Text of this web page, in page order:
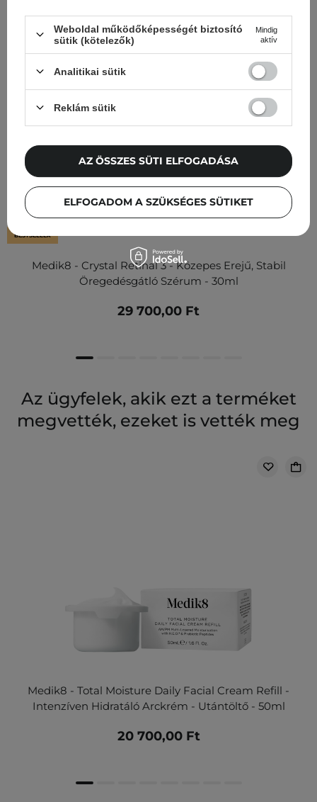
BESTSELLER
Medik8 - Crystal Retinal 3 - Közepes Erejű, Stabil
Öregedésgátló Szérum - 30ml
29 700,00 Ft
Az ügyfelek, akik ezt a terméket
megvették, ezeket is vették meg
Medik8 - Total Moisture Daily Facial Cream Refill -
Intenzíven Hidratáló Arckrém - Utántöltő - 50ml
20 700,00 Ft
Weboldal működőképességét biztosító
sütik (kötelezők)
Mindig
aktív
Analitikai sütik
Reklám sütik
ELFOGADOM A SZÜKSÉGES SÜTIKET
AZ ÖSSZES SÜTI ELFOGADÁSA